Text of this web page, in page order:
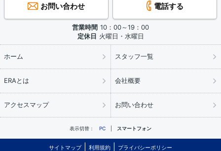
お問い合わせ 電話する
営業時間 10：00～19：00
定休日 火曜日・水曜日
ホーム スタッフ一覧
ERAとは 会社概要
アクセスマップ お問い合わせ
表示切替： PC スマートフォン
サイトマップ 利用規約 プライバシーポリシー